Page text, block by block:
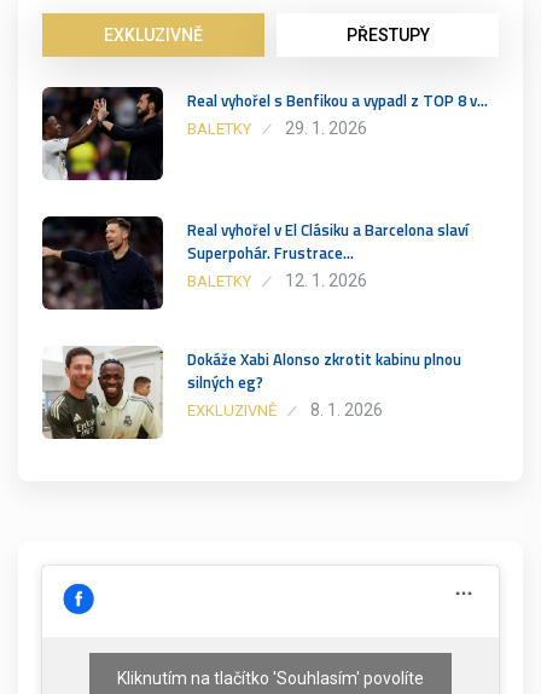
EXKLUZIVNĚ PŘESTUPY
Real vyhořel s Benfikou a vypadl z TOP 8 v…
BALETKY 29. 1. 2026
Real vyhořel v El Clásiku a Barcelona slaví
Superpohár. Frustrace…
BALETKY 12. 1. 2026
Dokáže Xabi Alonso zkrotit kabinu plnou
silných eg?
EXKLUZIVNĚ 8. 1. 2026
Kliknutím na tlačítko 'Souhlasím' povolíte